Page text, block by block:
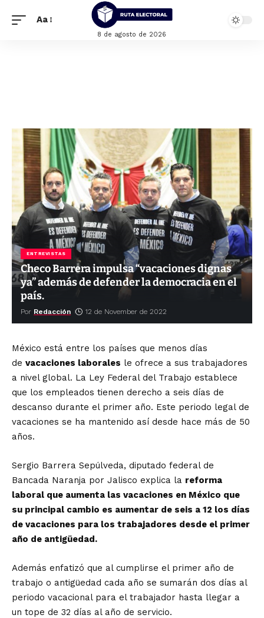
Aa
8 de agosto de 2026
ENTREVISTAS
Checo Barrera impulsa “vacaciones dignas
ya” además de defender la democracia en el
país.
Por Redacción 12 de November de 2022
México está entre los países que menos días
de vacaciones laborales le ofrece a sus trabajadores
a nivel global. La Ley Federal del Trabajo establece
que los empleados tienen derecho a seis días de
descanso durante el primer año. Este periodo legal de
vacaciones se ha mantenido así desde hace más de 50
años.
Sergio Barrera Sepúlveda, diputado federal de
Bancada Naranja por Jalisco explica la reforma
laboral que aumenta las vacaciones en México que
su principal cambio es aumentar de seis a 12 los días
de vacaciones para los trabajadores desde el primer
año de antigüedad.
Además enfatizó que al cumplirse el primer año de
trabajo o antigüedad cada año se sumarán dos días al
periodo vacacional para el trabajador hasta llegar a
un tope de 32 días al año de servicio.